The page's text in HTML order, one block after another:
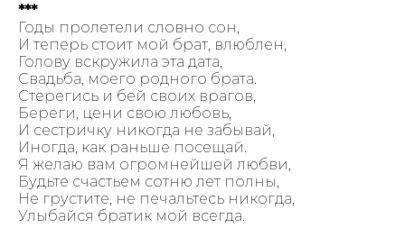
***
Годы пролетели словно сон,
И теперь стоит мой брат, влюблен,
Голову вскружила эта дата,
Свадьба, моего родного брата.
Стерегись и бей своих врагов,
Береги, цени свою любовь,
И сестричку никогда не забывай,
Иногда, как раньше посещай.
Я желаю вам огромнейшей любви,
Будьте счастьем сотню лет полны,
Не грустите, не печальтесь никогда,
Улыбайся братик мой всегда.